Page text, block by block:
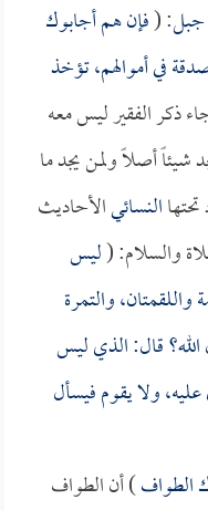
جبل: (فإن هم أجابوك
في أموالهم، تؤخذ
ذكر الفقير ليس معه
شيئاً أصلاً ولمن يجد ما
النسائيالأحاديث
والسلام: (ليس
والتمرة
الله؟ قال: الذي ليس
ولا يقوم فيسأل
الطواف) أن الطواف